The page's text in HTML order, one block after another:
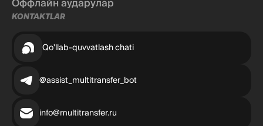
KONTAKTLAR
Qo'llab-quvvatlash chati
@assist_multitransfer_bot
info@multitransfer.ru